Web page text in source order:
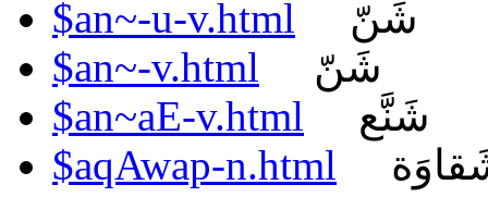
$an~-u-v.html
شَنّ
$an~-v.html
شَنّ
$an~aE-v.html
شَنَّع
$aqAwap-n.html